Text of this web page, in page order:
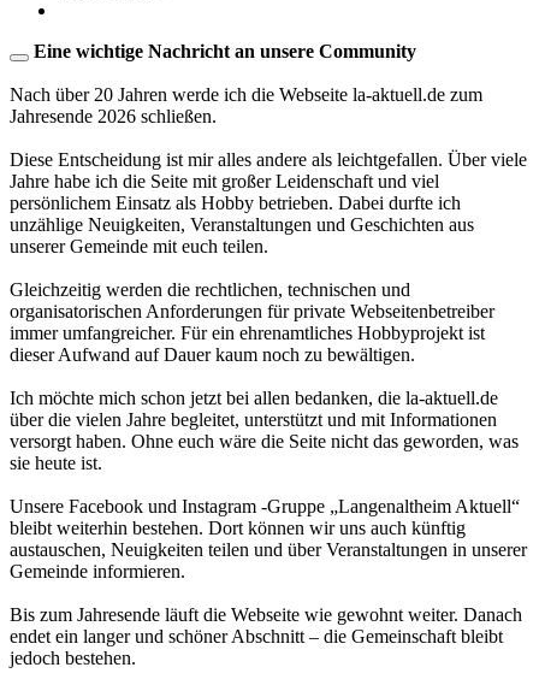
Eine wichtige Nachricht an unsere Community
Nach über 20 Jahren werde ich die Webseite la-aktuell.de zum
Jahresende 2026 schließen.
Diese Entscheidung ist mir alles andere als leichtgefallen. Über viele
Jahre habe ich die Seite mit großer Leidenschaft und viel
persönlichem Einsatz als Hobby betrieben. Dabei durfte ich
unzählige Neuigkeiten, Veranstaltungen und Geschichten aus
unserer Gemeinde mit euch teilen.
Gleichzeitig werden die rechtlichen, technischen und
organisatorischen Anforderungen für private Webseitenbetreiber
immer umfangreicher. Für ein ehrenamtliches Hobbyprojekt ist
dieser Aufwand auf Dauer kaum noch zu bewältigen.
Ich möchte mich schon jetzt bei allen bedanken, die la-aktuell.de
über die vielen Jahre begleitet, unterstützt und mit Informationen
versorgt haben. Ohne euch wäre die Seite nicht das geworden, was
sie heute ist.
Unsere Facebook und Instagram -Gruppe „Langenaltheim Aktuell“
bleibt weiterhin bestehen. Dort können wir uns auch künftig
austauschen, Neuigkeiten teilen und über Veranstaltungen in unserer
Gemeinde informieren.
Bis zum Jahresende läuft die Webseite wie gewohnt weiter. Danach
endet ein langer und schöner Abschnitt – die Gemeinschaft bleibt
jedoch bestehen.